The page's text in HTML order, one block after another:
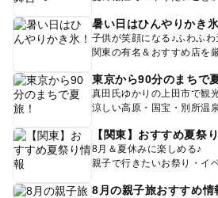
暑い日はひんやりかき氷
子供が笑顔になる♪ふわふ
関東の有名＆おすすめ店を
東京から90分のまちで
真田氏ゆかりの上田市で観
涼しい高原・国宝・別所温
【関東】おすすめ夏祭
8月＆夏休みに楽しめる♪
親子で行きたいお祭り・イ
8月の親子旅おすすめ情